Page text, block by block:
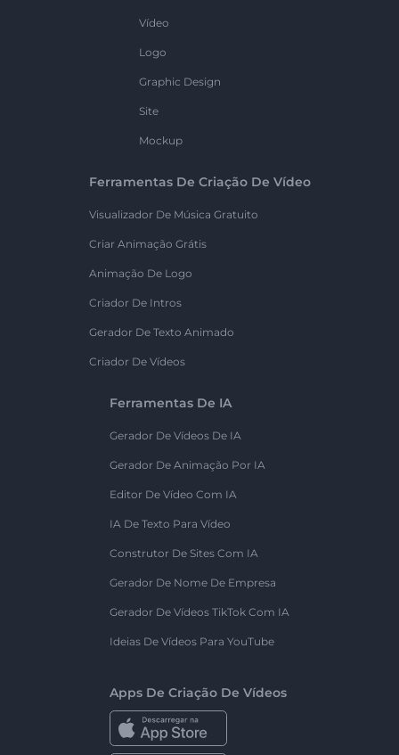
Vídeo
Logo
Graphic Design
Site
Mockup
Ferramentas De Criação De Vídeo
Visualizador De Música Gratuito
Criar Animação Grátis
Animação De Logo
Criador De Intros
Gerador De Texto Animado
Criador De Vídeos
Ferramentas De IA
Gerador De Vídeos De IA
Gerador De Animação Por IA
Editor De Vídeo Com IA
IA De Texto Para Vídeo
Construtor De Sites Com IA
Gerador De Nome De Empresa
Gerador De Vídeos TikTok Com IA
Ideias De Vídeos Para YouTube
Apps De Criação De Vídeos